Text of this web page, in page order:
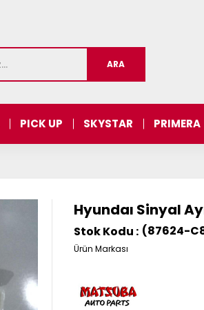
PICK UP SKYSTAR PRIMERA
Hyundaı Sinyal
(87624-